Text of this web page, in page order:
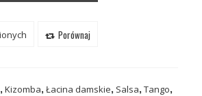
Porównaj
, Kizomba, Łacina damskie, Salsa, Tango,